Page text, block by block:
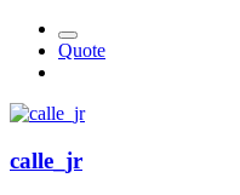
Quote
calle_jr